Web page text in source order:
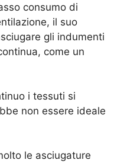
consumo di
il suo
gli indumenti
come un
i tessuti si
non essere ideale
le asciugature